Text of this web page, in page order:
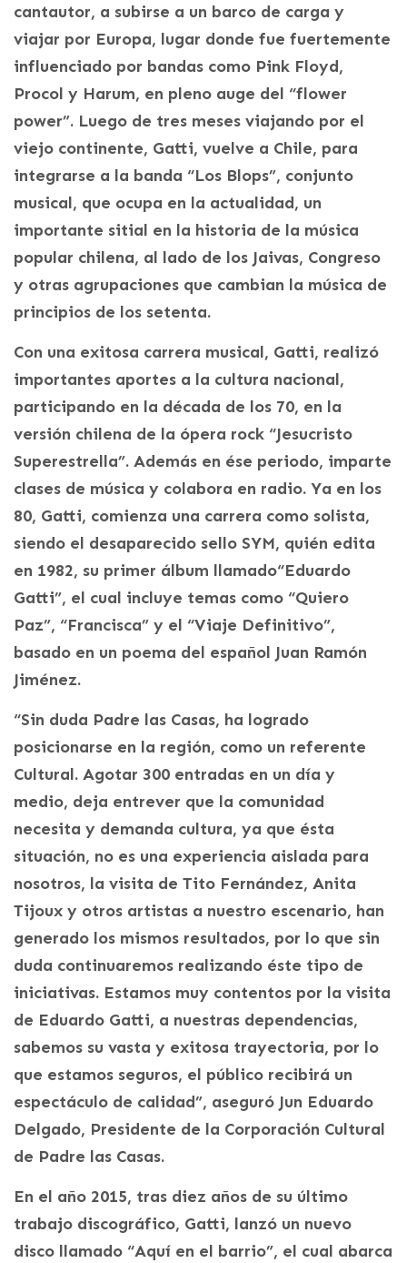
cantautor, a subirse a un barco de carga y
viajar por Europa, lugar donde fue fuertemente
influenciado por bandas como Pink Floyd,
Procol y Harum, en pleno auge del “flower
power”. Luego de tres meses viajando por el
viejo continente, Gatti, vuelve a Chile, para
integrarse a la banda “Los Blops”, conjunto
musical, que ocupa en la actualidad, un
importante sitial en la historia de la música
popular chilena, al lado de los Jaivas, Congreso
y otras agrupaciones que cambian la música de
principios de los setenta.
Con una exitosa carrera musical, Gatti, realizó
importantes aportes a la cultura nacional,
participando en la década de los 70, en la
versión chilena de la ópera rock “Jesucristo
Superestrella”. Además en ése periodo, imparte
clases de música y colabora en radio. Ya en los
80, Gatti, comienza una carrera como solista,
siendo el desaparecido sello SYM, quién edita
en 1982, su primer álbum llamado“Eduardo
Gatti”, el cual incluye temas como “Quiero
Paz”, “Francisca” y el “Viaje Definitivo”,
basado en un poema del español Juan Ramón
Jiménez.
“Sin duda Padre las Casas, ha logrado
posicionarse en la región, como un referente
Cultural. Agotar 300 entradas en un día y
medio, deja entrever que la comunidad
necesita y demanda cultura, ya que ésta
situación, no es una experiencia aislada para
nosotros, la visita de Tito Fernández, Anita
Tijoux y otros artistas a nuestro escenario, han
generado los mismos resultados, por lo que sin
duda continuaremos realizando éste tipo de
iniciativas. Estamos muy contentos por la visita
de Eduardo Gatti, a nuestras dependencias,
sabemos su vasta y exitosa trayectoria, por lo
que estamos seguros, el público recibirá un
espectáculo de calidad”, aseguró Jun Eduardo
Delgado, Presidente de la Corporación Cultural
de Padre las Casas.
En el año 2015, tras diez años de su último
trabajo discográfico, Gatti, lanzó un nuevo
disco llamado “Aquí en el barrio”, el cual abarca